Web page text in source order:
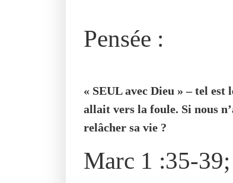
Pensée :
« SEUL avec Dieu » – tel est
allait vers la foule. Si nous
relâcher sa vie ?
Marc 1 :35-